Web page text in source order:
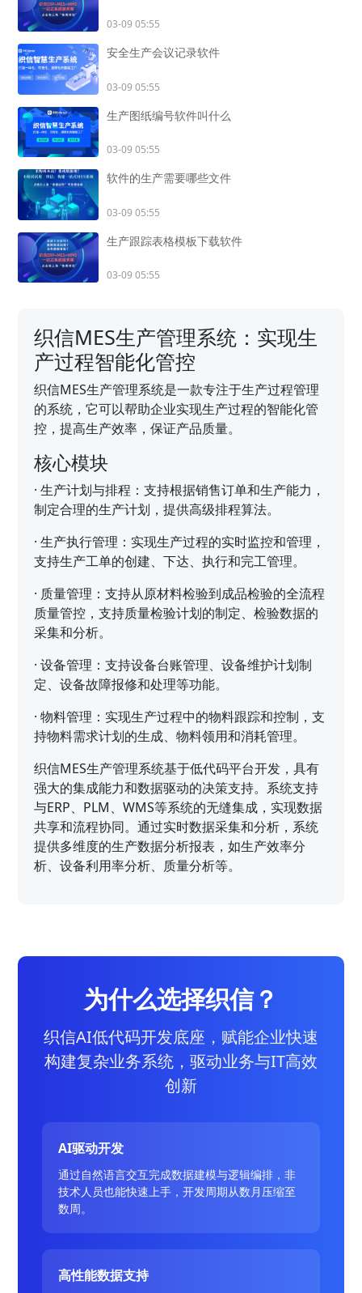
03-09 05:55
安全生产会议记录软件
03-09 05:55
生产图纸编号软件叫什么
03-09 05:55
软件的生产需要哪些文件
03-09 05:55
生产跟踪表格模板下载软件
03-09 05:55
织信MES生产管理系统：实现生
产过程智能化管控
织信MES生产管理系统是一款专注于生产过程管理
的系统，它可以帮助企业实现生产过程的智能化管
控，提高生产效率，保证产品质量。
核心模块
·生产计划与排程：支持根据销售订单和生产能力，
制定合理的生产计划，提供高级排程算法。
·生产执行管理：实现生产过程的实时监控和管理，
支持生产工单的创建、下达、执行和完工管理。
· 质量管理：支持从原材料检验到成品检验的全流程
质量管控，支持质量检验计划的制定、检验数据的
采集和分析。
·设备管理：支持设备台账管理、设备维护计划制
定、设备故障报修和处理等功能。
·物料管理：实现生产过程中的物料跟踪和控制，支
持物料需求计划的生成、物料领用和消耗管理。
织信MES生产管理系统基于低代码平台开发，具有
强大的集成能力和数据驱动的决策支持。系统支持
与ERP、PLM、WMS等系统的无缝集成，实现数据
共享和流程协同。通过实时数据采集和分析，系统
提供多维度的生产数据分析报表，如生产效率分
析、设备利用率分析、质量分析等。
为什么选择织信？
织信AI低代码开发底座，赋能企业快速
构建复杂业务系统，驱动业务与IT高效
创新
AI驱动开发
通过自然语言交互完成数据建模与逻辑编排，非
技术人员也能快速上手，开发周期从数月压缩至
数周。
高性能数据支持